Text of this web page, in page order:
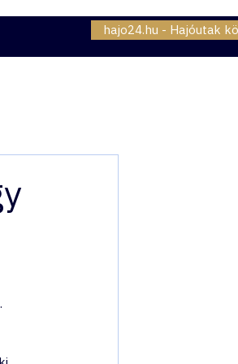
hajo24.hu - Hajóutak